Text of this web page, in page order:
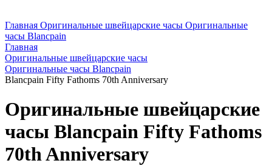
Главная Оригинальные швейцарские часы Оригинальные
часы Blancpain
Главная
Оригинальные швейцарские часы
Оригинальные часы Blancpain
Blancpain Fifty Fathoms 70th Anniversary
Оригинальные швейцарские
часы Blancpain Fifty Fathoms
70th Anniversary